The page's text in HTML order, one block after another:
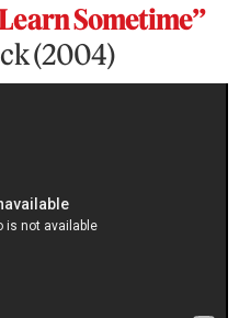
Sometime”
(2004)